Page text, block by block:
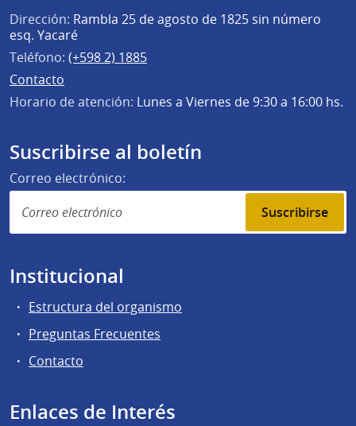
Dirección: Rambla 25 de agosto de 1825 sin número
esq. Yacaré
Teléfono: (+598 2) 1885
Contacto
Horario de atención: Lunes a Viernes de 9:30 a 16:00 hs.
Suscribirse al boletín
Correo electrónico:
Suscribirse
Institucional
Estructura del organismo
Preguntas Frecuentes
Contacto
Enlaces de Interés